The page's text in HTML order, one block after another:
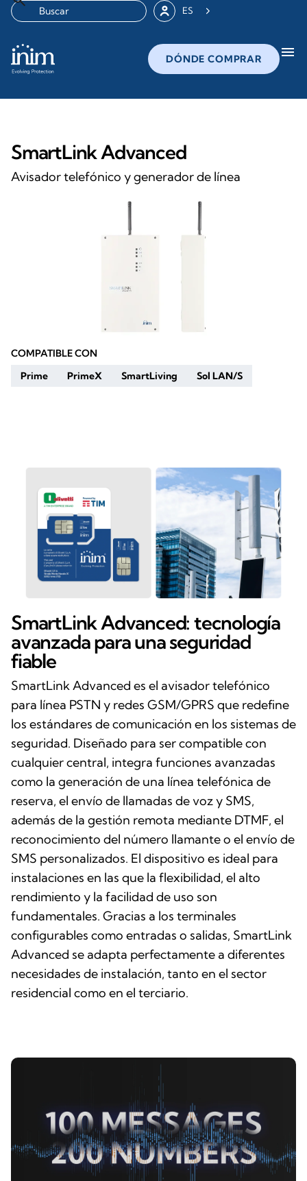
ES
DÓNDE COMPRAR menu
SmartLink Advanced
Avisador telefónico y generador de línea
COMPATIBLE CON
Prime
PrimeX SmartLiving Sol LAN/S
SmartLink Advanced: tecnología
avanzada para una seguridad
fiable
SmartLink Advanced es el avisador telefónico
para línea PSTN y redes GSM/GPRS que redefine
los estándares de comunicación en los sistemas de
seguridad. Diseñado para ser compatible con
cualquier central, integra funciones avanzadas
como la generación de una línea telefónica de
reserva, el envío de llamadas de voz y SMS,
además de la gestión remota mediante DTMF, el
reconocimiento del número llamante o el envío de
SMS personalizados. El dispositivo es ideal para
instalaciones en las que la flexibilidad, el alto
rendimiento y la facilidad de uso son
fundamentales. Gracias a los terminales
configurables como entradas o salidas, SmartLink
Advanced se adapta perfectamente a diferentes
necesidades de instalación, tanto en el sector
residencial como en el terciario.